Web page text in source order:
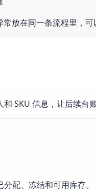
放在同一条流程里，可
SKU 信息，让后续台
配、冻结和可用库存。